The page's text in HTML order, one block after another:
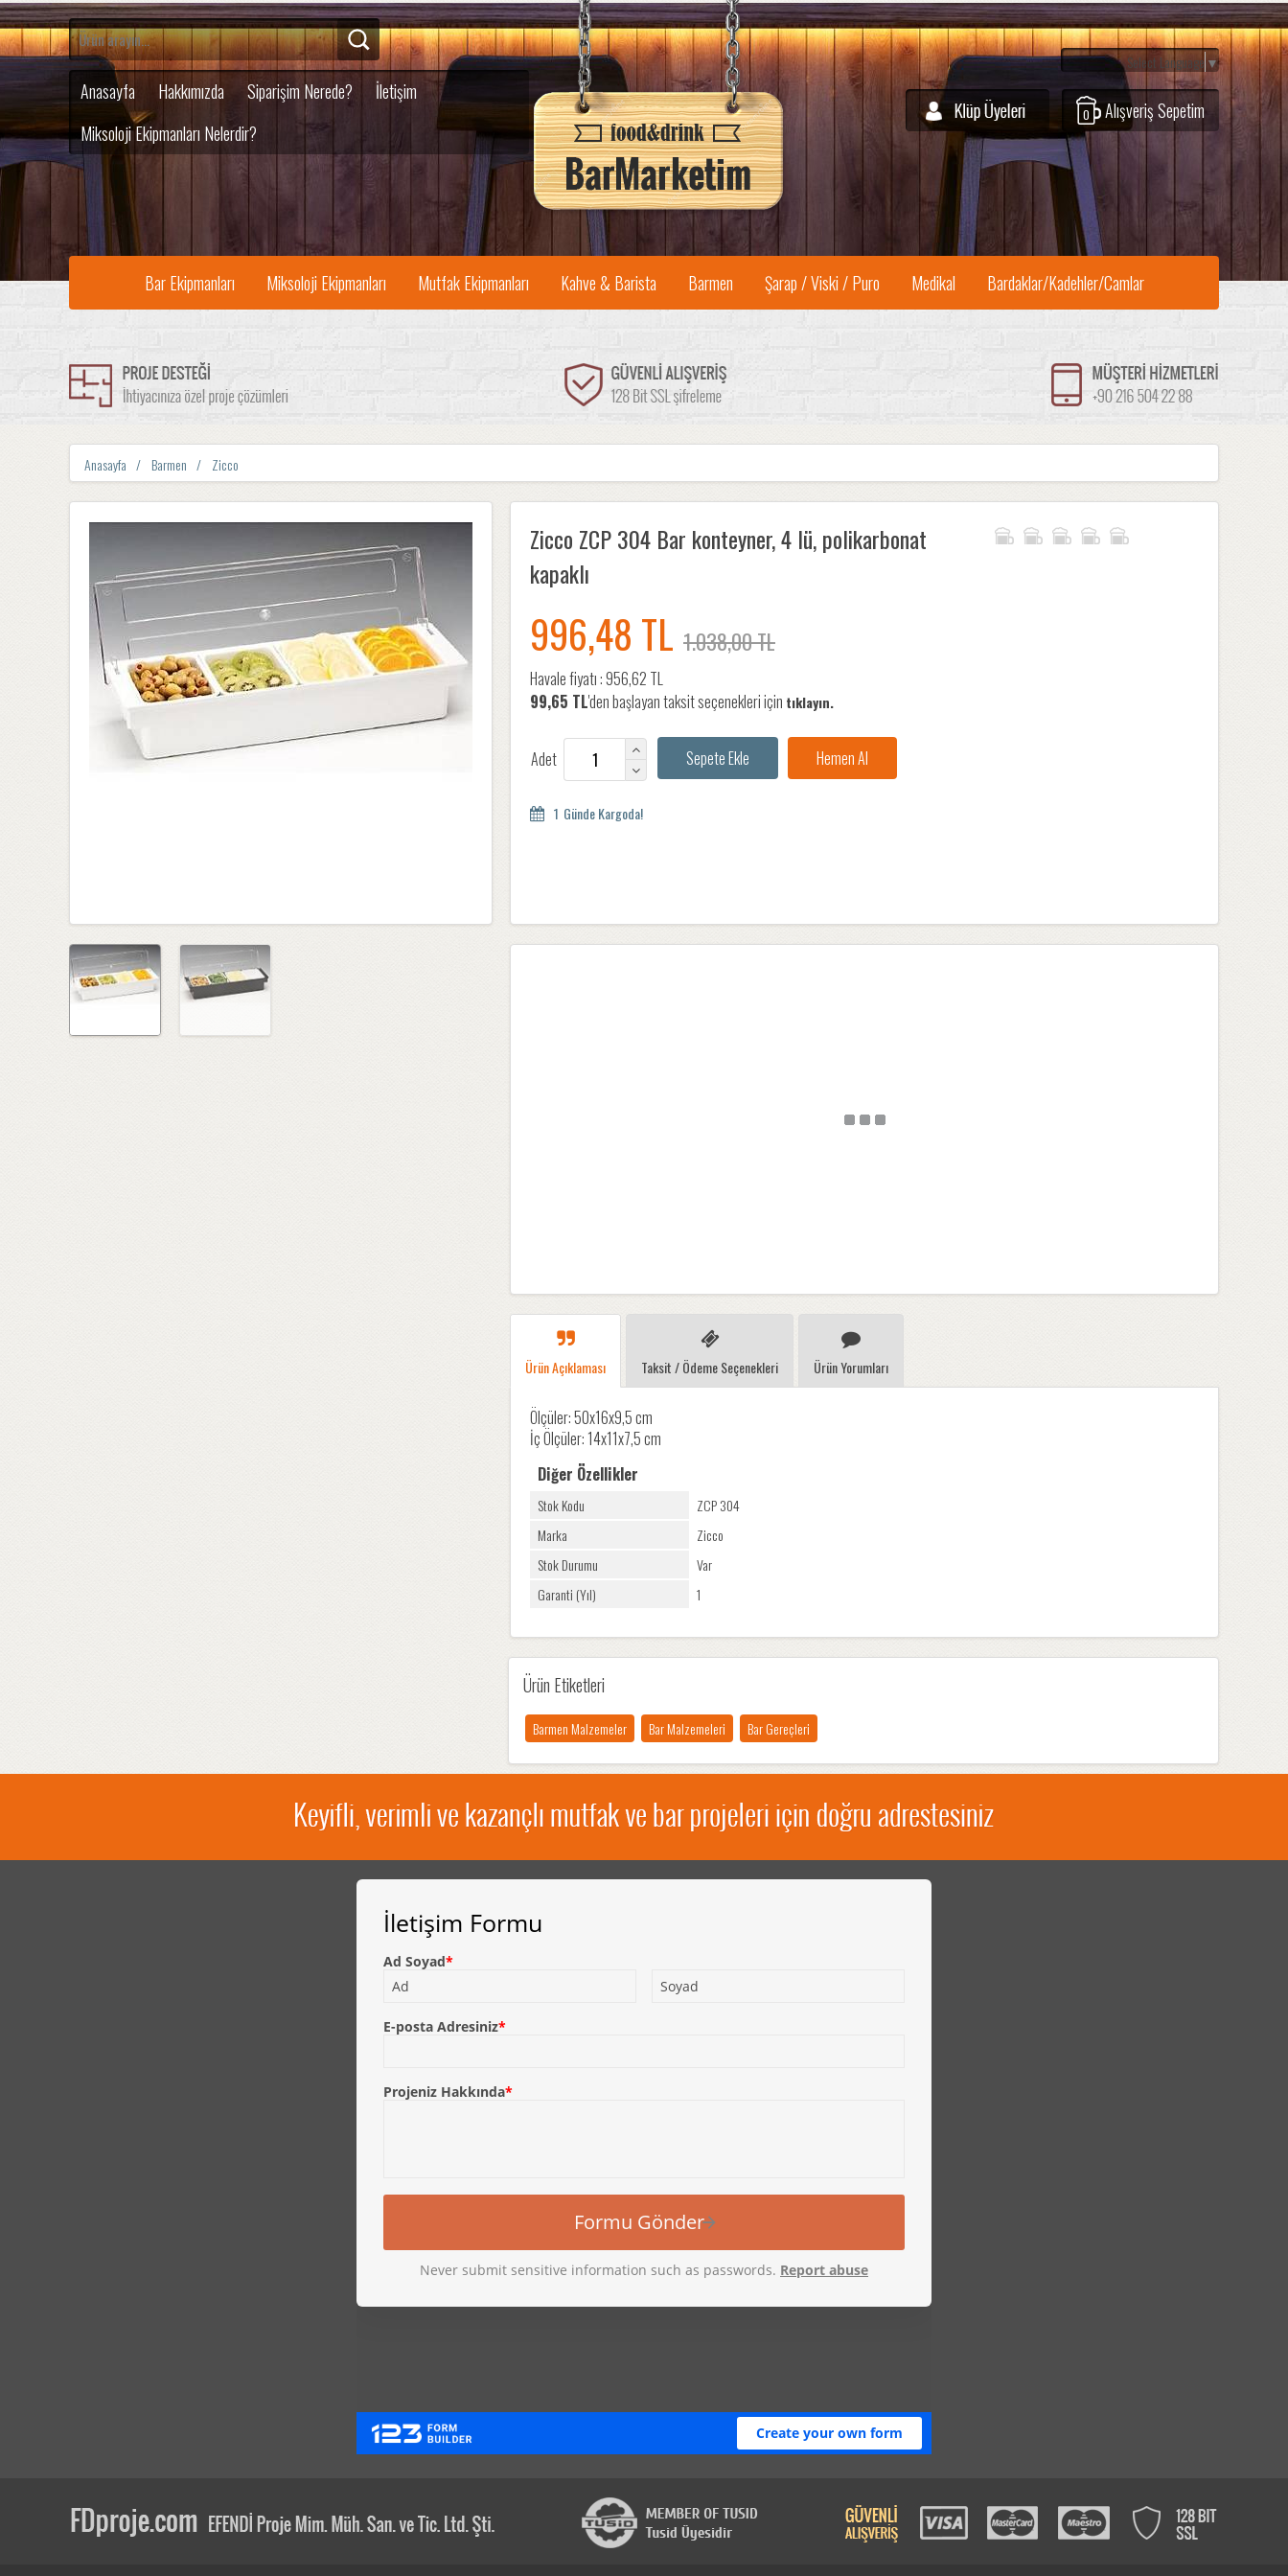
Anasayfa Hakkımızda Siparişim Nerede?
İletişim
Miksoloji Ekipmanları Nelerdir?
Alışveriş Sepetim
0
Select Language ▼
Bar Ekipmanları Miksoloji Ekipmanları Mutfak Ekipmanları Kahve & Barista Barmen Şarap / Viski / Puro Medikal Bardaklar/Kadehler/Camlar
Anasayfa Barmen Zicco
Zicco ZCP 304 Bar konteyner, 4 lü, polikarbonat
kapaklı
996,48 TL 1.038,00 TL
Havale fiyatı :956,62 TL
99,65 TL'den başlayan taksit seçenekleri için tıklayın.
Adet
1
Ürün Açıklaması Taksit / Ödeme Seçenekleri Ürün Yorumları
Ölçüler: 50x16x9,5 cm
İç Ölçüler: 14x11x7,5 cm
Diğer Özellikler
Stok Kodu
ZCP 304
Marka
Zicco
Stok Durumu
Var
Garanti (Yıl)
1
Ürün Etiketleri
Barmen Malzemeler Bar Malzemeleri Bar Gereçleri